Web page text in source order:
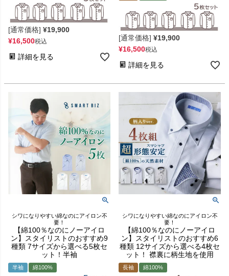
[通常価格] ¥19,900
¥16,500税込
詳細を見る
[通常価格] ¥19,900
¥16,500税込
詳細を見る
シワになりやすい綿なのにアイロン不
要！
【綿100％なのにノーアイロ
ン】スタイリストのおすすめ9
種類 7サイズから選べる5枚セ
ット！半袖
半袖 綿100%
シワになりやすい綿なのにアイロン不
要！
【綿100％なのにノーアイロ
ン】スタイリストのおすすめ6
種類 12サイズから選べる4枚セ
ット！ 襟裏に柄生地を使用
長袖 綿100%